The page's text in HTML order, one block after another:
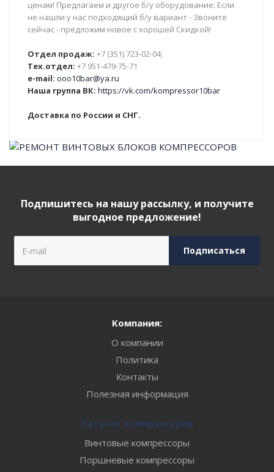
ценам! Предлагаем и другое б/у оборудование. Если
не нашли у нас подходящий б/у вариант - Звоните
сейчас - предложим новое с хорошей Скидкой!
Отдел продаж: +7 (351) 723-02-04;
Тех.отдел: +7 951-479-75-71
e-mail: ooo10bar@ya.ru
Наша группа ВК: https://vk.com/kompressor10bar
Доставка по России и СНГ.
Подпишитесь на нашу рассылку, и получите
выгодное предложение!
Компания:
О компании
Политика
Контакты
Полезная информация
Каталог компрессоров
Винтовые компрессоры
Поршневые компрессоры